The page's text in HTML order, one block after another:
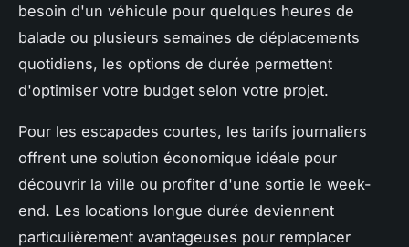
besoin d'un véhicule pour quelques heures de
balade ou plusieurs semaines de déplacements
quotidiens, les options de durée permettent
d'optimiser votre budget selon votre projet.
Pour les escapades courtes, les tarifs journaliers
offrent une solution économique idéale pour
découvrir la ville ou profiter d'une sortie le week-
end. Les locations longue durée deviennent
particulièrement avantageuses pour remplacer